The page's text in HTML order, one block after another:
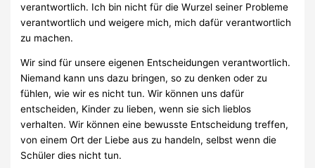
verantwortlich. Ich bin nicht für die Wurzel seiner Probleme
verantwortlich und weigere mich, mich dafür verantwortlich
zu machen.
Wir sind für unsere eigenen Entscheidungen verantwortlich.
Niemand kann uns dazu bringen, so zu denken oder zu
fühlen, wie wir es nicht tun. Wir können uns dafür
entscheiden, Kinder zu lieben, wenn sie sich lieblos
verhalten. Wir können eine bewusste Entscheidung treffen,
von einem Ort der Liebe aus zu handeln, selbst wenn die
Schüler dies nicht tun.